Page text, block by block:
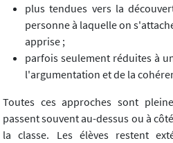
plus tendues vers la
personne à laquelle on
apprise ;
parfois seulement réduites à
l'argumentation et de la
Toutes ces approches sont
passent souvent au-dessus ou à
la classe. Les élèves restent